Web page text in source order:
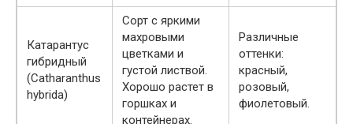
Катарантус
гибридный
(Catharanthus
hybrida)
Сорт с яркими
махровыми
цветками и
густой листвой.
Хорошо растет в
горшках и
контейнерах.
Различные
оттенки:
красный,
розовый,
фиолетовый.